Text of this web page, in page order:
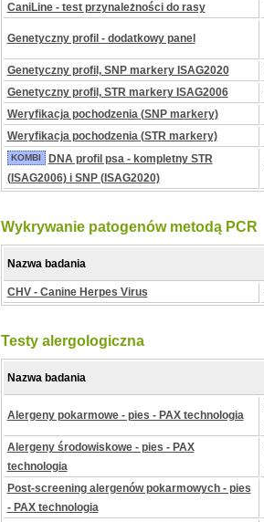
CaniLine - test przynależności do rasy
Genetyczny profil - dodatkowy panel
Genetyczny profil, SNP markery ISAG2020
Genetyczny profil, STR markery ISAG2006
Weryfikacja pochodzenia (SNP markery)
Weryfikacja pochodzenia (STR markery)
KOMBI
DNA profil psa - kompletny STR
(ISAG2006) i SNP (ISAG2020)
Wykrywanie patogenów metodą PCR
Nazwa badania
CHV - Canine Herpes Virus
Testy alergologiczna
Nazwa badania
Alergeny pokarmowe - pies - PAX technologia
Alergeny środowiskowe - pies - PAX
technologia
Post-screening alergenów pokarmowych - pies
- PAX technologia